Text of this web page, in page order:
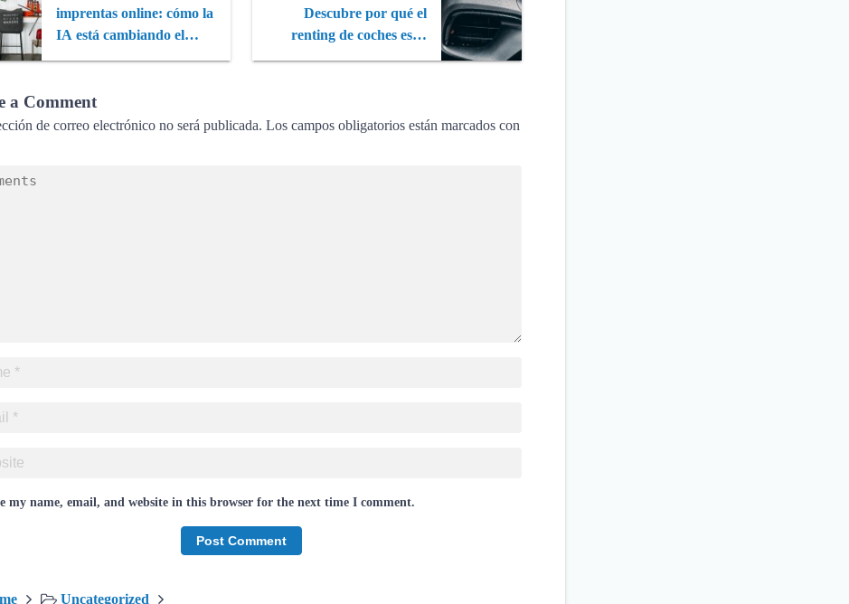
imprentas online: cómo la
IA está cambiando el
Descubre por qué el
renting de coches es la
a Comment
de correo electrónico no será publicada. Los campos obligatorios están marcados con
my name, email, and website in this browser for the next time I comment.